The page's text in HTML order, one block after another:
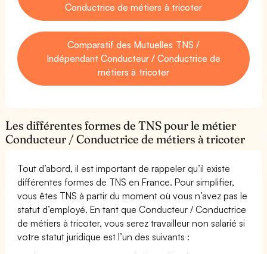
Conductrice de métiers à tricoter
Comparatif des Mutuelles TNS /
Indépendant Conducteur / Conductrice de
métiers à tricoter
Les différentes formes de TNS pour le métier
Conducteur / Conductrice de métiers à tricoter
Tout d’abord, il est important de rappeler qu’il existe
différentes formes de TNS en France. Pour simplifier,
vous êtes TNS à partir du moment où vous n’avez pas le
statut d’employé. En tant que Conducteur / Conductrice
de métiers à tricoter, vous serez travailleur non salarié si
votre statut juridique est l’un des suivants :